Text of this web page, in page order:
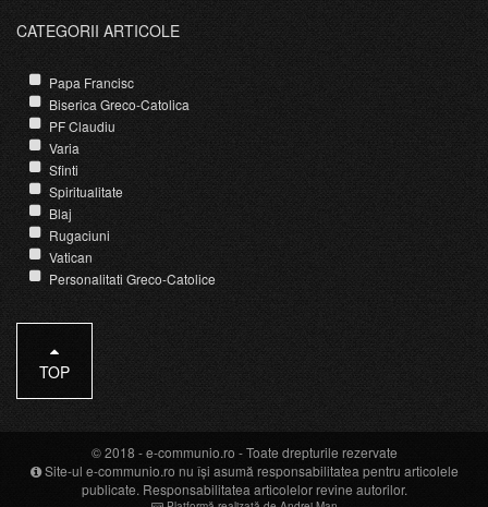
CATEGORII ARTICOLE
Papa Francisc
Biserica Greco-Catolica
PF Claudiu
Varia
Sfinti
Spiritualitate
Blaj
Rugaciuni
Vatican
Personalitati Greco-Catolice
TOP
© 2018 -e-communio.ro - Toate drepturile rezervate
Site-ul e-communio.ro nu își asumă responsabilitatea pentru articolele
publicate. Responsabilitatea articolelor revine autorilor.